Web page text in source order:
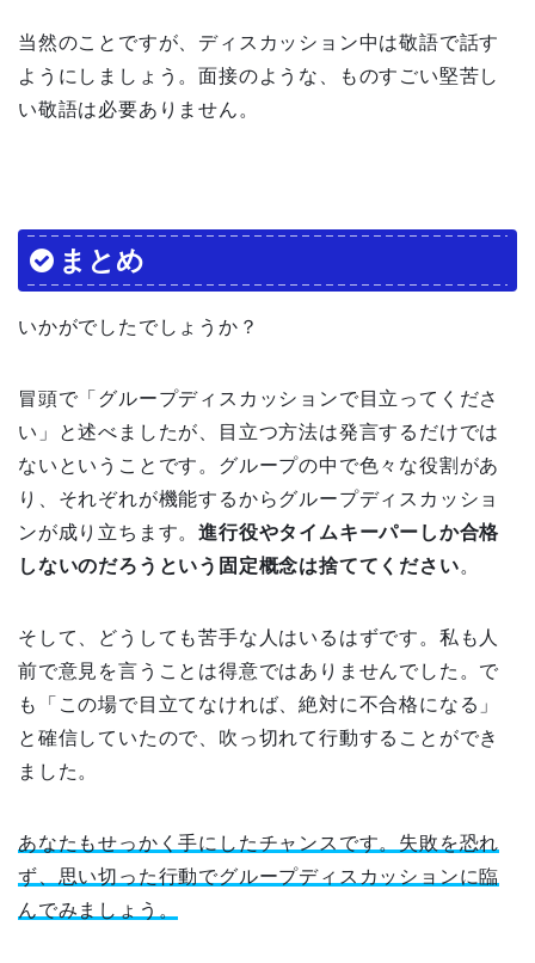
当然のことですが、ディスカッション中は敬語で話す
ようにしましょう。面接のような、ものすごい堅苦し
い敬語は必要ありません。
まとめ
いかがでしたでしょうか？
冒頭で「グループディスカッションで目立ってくださ
い」と述べましたが、目立つ方法は発言するだけでは
ないということです。グループの中で色々な役割があ
り、それぞれが機能するからグループディスカッショ
ンが成り立ちます。進行役やタイムキーパーしか合格
しないのだろうという固定概念は捨ててください。
そして、どうしても苦手な人はいるはずです。私も人
前で意見を言うことは得意ではありませんでした。で
も「この場で目立てなければ、絶対に不合格になる」
と確信していたので、吹っ切れて行動することができ
ました。
あなたもせっかく手にしたチャンスです。失敗を恐れ
ず、思い切った行動でグループディスカッションに臨
んでみましょう。